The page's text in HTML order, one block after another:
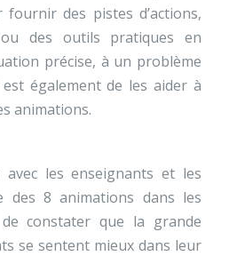
des pistes d’actions,
des outils pratiques en
précise, à un problème
est également de les aider à
animations.
avec les enseignants et les
des 8 animations dans les
constater que la grande
se sentent mieux dans leur